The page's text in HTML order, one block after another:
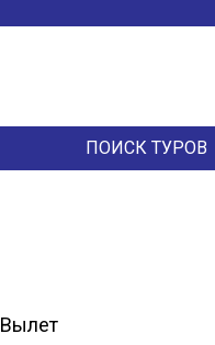
ПОИСК ТУРОВ
Вылет